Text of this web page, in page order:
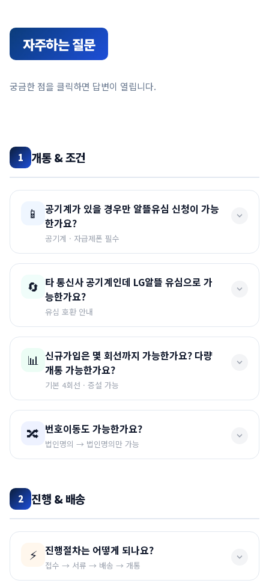
자주하는 질문
궁금한 점을 클릭하면 답변이 열립니다.
1 개통 & 조건
📱
공기계가 있을 경우만 알뜰유심 신청이 가능
한가요?
공기계 · 자급제폰 필수
신청이 가능합니다.
공기계나 자급제폰을 구매하신 후 신청해 주셔야 합니다.
🔄 타 통신사 공기계인데 LG알뜰 유심으로 가
능한가요?
유심 호환 안내
없이 공기계로 가능하며, 듀얼유심이나 나노유심 모두 호
환되는 유심을 보내드립니다.
⚠️ 주의
2017년 이전 모델은 유심호환이 안될 수 있습니다.
📊 신규가입은 몇 회선까지 가능한가요? 다량
개통 가능한가요?
기본 4회선 · 증설 가능
우 증설이 가능합니다.
정상적인 사업을 위해 다량유심이 필요한 경우,초기 첫 4
요합니다.
🔴 공통 필수:가입신청서, 대표자 신분증, 법인 등기부
등본, 사업자등록증, 법인인감증명서, 한도 증설 요청서
🔀 번호이동도 가능한가요?
법인명의 → 법인명의만 가능
개인명의 번호는 법인명의로 변경 후 알뜰통신사 이동을
하셔야 합니다.
📌 참고사항
개인명의에서 법인명의 변경은 개인명의 가입된 통신사
에 연락하셔서 직접 처리하신 후 저희쪽에 연락주세요.
2 진행 & 배송
⚡ 진행절차는 어떻게 되나요?
접수 → 서류 → 배송 → 개통